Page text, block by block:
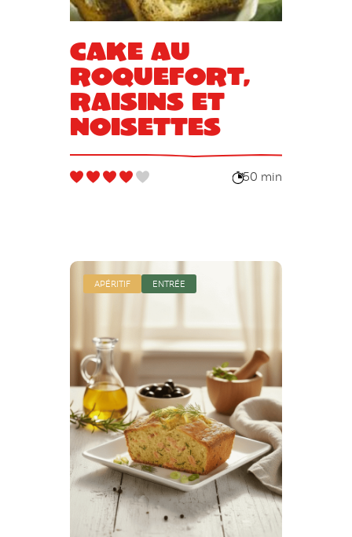
Cake au
roquefort,
raisins et
noisettes
50 min
APÉRITIF ENTRÉE